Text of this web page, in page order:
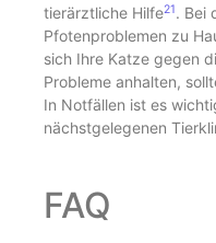
tierärztliche Hilfe21. Bei
Pfotenproblemen zu
sich Ihre Katze gegen
Probleme anhalten,
In Notfällen ist es
nächstgelegenen
FAQ